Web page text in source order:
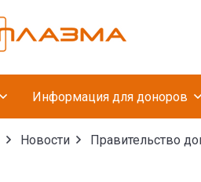
Федеральное
Информация для доноров
Новости Правительство